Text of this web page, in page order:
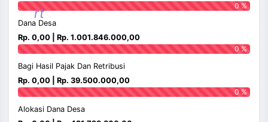
rt
0 %
Dana Desa
Rp. 0,00 | Rp. 1.001.846.000,00
0 %
Bagi Hasil Pajak Dan Retribusi
Rp. 0,00 | Rp. 39.500.000,00
0 %
Alokasi Dana Desa